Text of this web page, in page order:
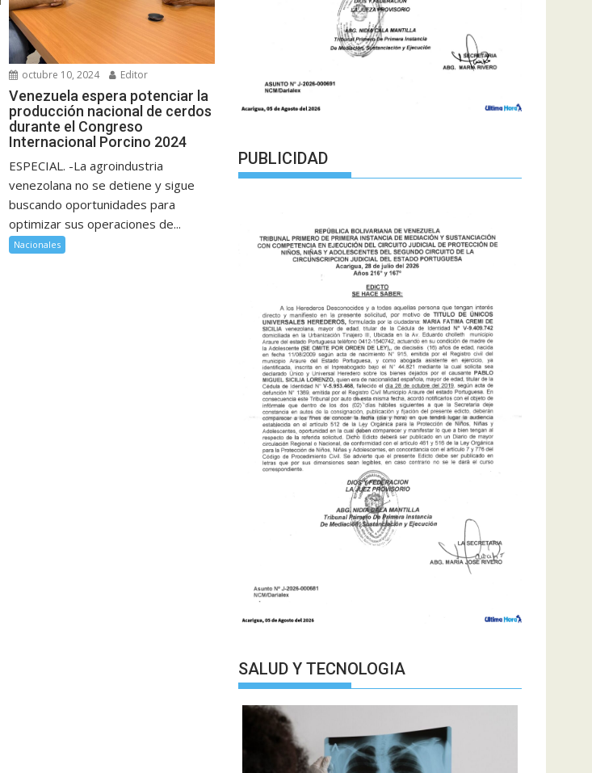
octubre 10, 2024 Editor
Venezuela espera potenciar la
producción nacional de cerdos
durante el Congreso
Internacional Porcino 2024
ESPECIAL. -La agroindustria
venezolana no se detiene y sigue
buscando oportunidades para
optimizar sus operaciones de...
Nacionales
PUBLICIDAD
SALUD Y TECNOLOGIA